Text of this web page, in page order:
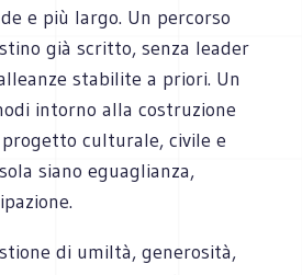
e più largo. Un percorso
già scritto, senza leader
stabilite a priori. Un
intorno alla costruzione
culturale, civile e
siano eguaglianza,
di umiltà, generosità,